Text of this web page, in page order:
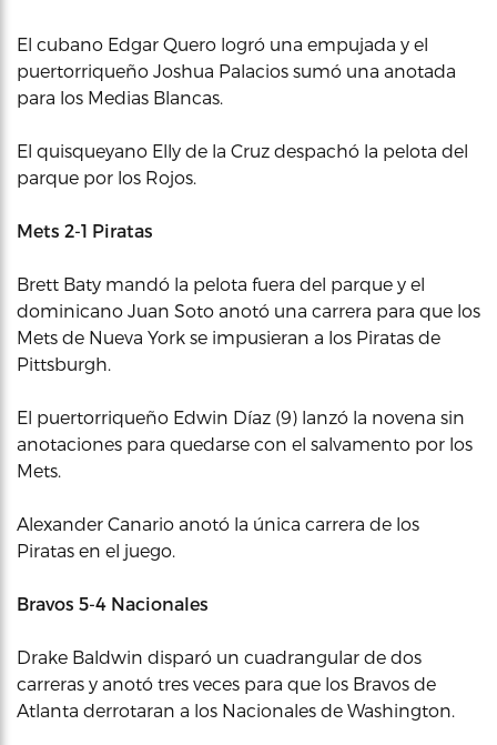
El cubano Edgar Quero logró una empujada y el
puertorriqueño Joshua Palacios sumó una anotada
para los Medias Blancas.
El quisqueyano Elly de la Cruz despachó la pelota del
parque por los Rojos.
Mets 2-1 Piratas
Brett Baty mandó la pelota fuera del parque y el
dominicano Juan Soto anotó una carrera para que los
Mets de Nueva York se impusieran a los Piratas de
Pittsburgh.
El puertorriqueño Edwin Díaz (9) lanzó la novena sin
anotaciones para quedarse con el salvamento por los
Mets.
Alexander Canario anotó la única carrera de los
Piratas en el juego.
Bravos 5-4 Nacionales
Drake Baldwin disparó un cuadrangular de dos
carreras y anotó tres veces para que los Bravos de
Atlanta derrotaran a los Nacionales de Washington.